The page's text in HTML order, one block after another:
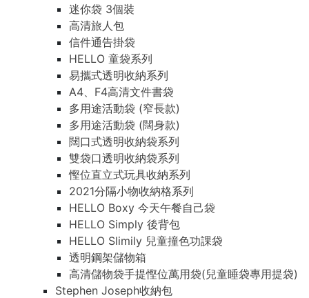
迷你袋 3個裝
高清旅人包
信件通告掛袋
HELLO 童袋系列
易攜式透明收納系列
A4、F4高清文件書袋
多用途活動袋 (窄長款)
多用途活動袋 (闊身款)
闊口式透明收納袋系列
雙袋口透明收納袋系列
慳位直立式玩具收納系列
2021分隔小物收納格系列
HELLO Boxy 今天午餐自己袋
HELLO Simply 後背包
HELLO Slimily 兒童撞色功課袋
透明鋼架儲物箱
高清儲物袋手提慳位萬用袋(兒童睡袋專用提袋)
Stephen Joseph收納包